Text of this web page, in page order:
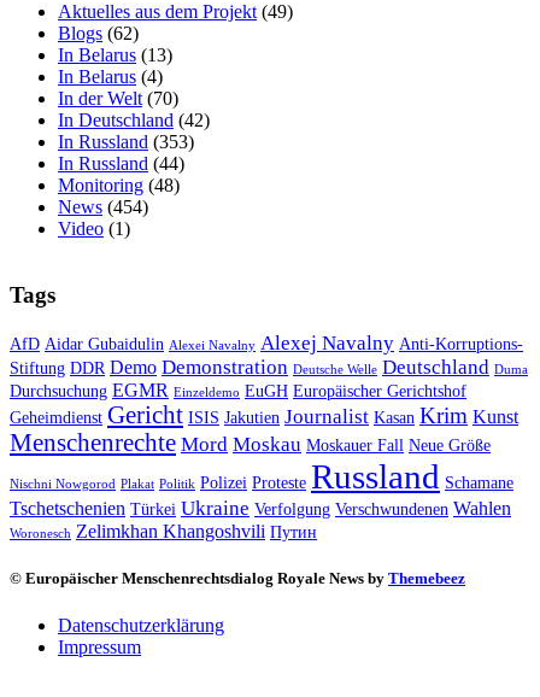
Aktuelles aus dem Projekt (49)
Blogs (62)
In Belarus (13)
In Belarus (4)
In der Welt (70)
In Deutschland (42)
In Russland (353)
In Russland (44)
Monitoring (48)
News (454)
Video (1)
Tags
AfD Aidar Gubaidulin Alexei Navalny Alexej Navalny Anti-Korruptions-
Stiftung DDR Demo Demonstration Deutsche Welle Deutschland Duma
Durchsuchung EGMR Einzeldemo EuGH Europäischer Gerichtshof
Geheimdienst Gericht ISIS Jakutien Journalist Kasan Krim Kunst
Menschenrechte Mord Moskau Moskauer Fall Neue Größe
Nischni Nowgorod Plakat Politik Polizei Proteste Russland Schamane
Tschetschenien Türkei Ukraine Verfolgung Verschwundenen Wahlen
Woronesch Zelimkhan Khangoshvili Путин
© Europäischer Menschenrechtsdialog Royale News by Themebeez
Datenschutzerklärung
Impressum